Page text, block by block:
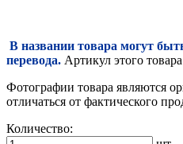
В названии товара могут
перевода. Артикул этого
Фотографии товара являются
отличаться от фактического
Количество: